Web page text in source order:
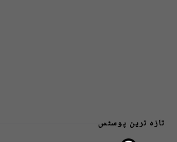
تازہ ترین پوسٹس